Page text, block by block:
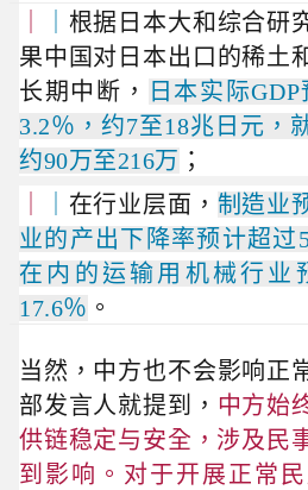
根据日本大和综合研
果中国对日本出口的稀土
长期中断，
日本实际
3.2％，约7至18兆日元，
约90万至216万 ；
在行业层面， 制造业
业的产出下降率预计超过
在内的运输用机械行业
17.6％ 。
当然，中方也不会影响正
部发言人就提到， 中方始
供链稳定与安全，涉及民
到影响。对于开展正常